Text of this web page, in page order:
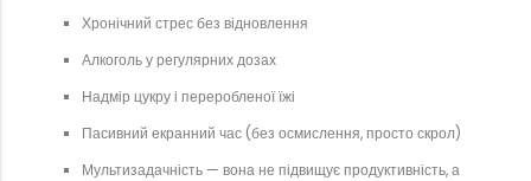
Хронічний стрес без відновлення
Алкоголь у регулярних дозах
Надмір цукру і переробленої їжі
Пасивний екранний час (без осмислення, просто скрол)
Мультизадачність — вона не підвищує продуктивність, а